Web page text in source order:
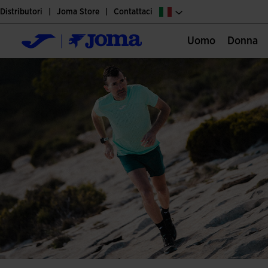
Distributori Joma Store Contattaci
Uomo Donna